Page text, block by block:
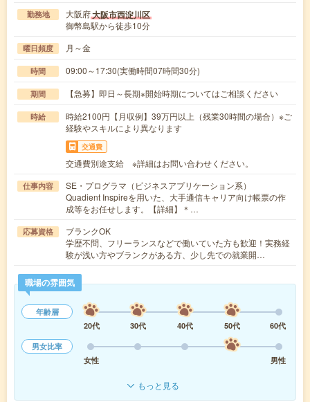
勤務地 大阪府大阪市西淀川区
御幣島駅から徒歩10分
曜日頻度 月～金
時間 09:00～17:30(実働時間07時間30分)
期間 【急募】即日～長期※開始時期についてはご相談ください
時給
時給2100円【月収例】39万円以上（残業30時間の場合）※ご
経験やスキルにより異なります
交通費
交通費別途支給 ※詳細はお問い合わせください。
仕事内容
SE・プログラマ（ビジネスアプリケーション系）
Quadient Inspireを用いた、大手通信キャリア向け帳票の作
成等をお任せします。【詳細】＊…
応募資格
ブランクOK
学歴不問、フリーランスなどで働いていた方も歓迎！実務経
験が浅い方やブランクがある方、少し先での就業開…
職場の雰囲気
年齢層
20代
30代 40代 50代
60代
男女比率
女性
男性
もっと見る